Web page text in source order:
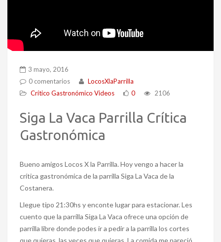
3 mayo, 2016
0 comentarios
LocosXlaParrilla
Crítico Gastronómico Videos 0 2106
Siga La Vaca Parrilla Crítica
Gastronómica
Bueno amigos Locos X la Parrilla. Hoy vengo a hacer la
crítica gastronómica de la parrilla Siga La Vaca de la
Costanera.
Llegue tipo 21:30hs y enconte lugar para estacionar. Les
cuento que la parrilla Siga La Vaca ofrece una opción de
parrilla libre donde podes ir a pedir a la parrilla los cortes